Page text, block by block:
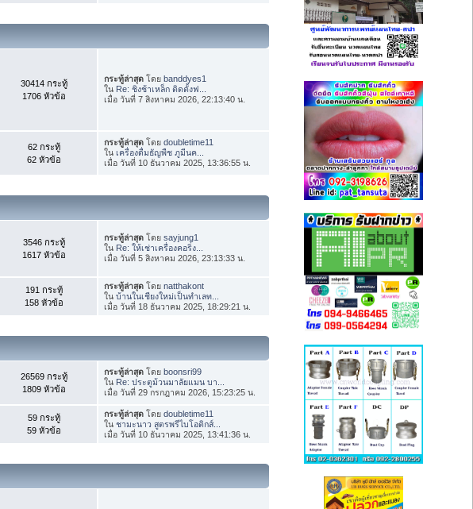
30414 กระทู้
1706 หัวข้อ
กระทู้ล่าสุด โดยbanddyes1
ใน Re: ชิงช้าเหล็ก ติดตั้งฟ...
เมื่อ วันที่ 7 สิงหาคม 2026, 22:13:40 น.
62 กระทู้
62 หัวข้อ
กระทู้ล่าสุด โดยdoubletime11
ในเครื่องดื่มธัญพืช ภูมีนค...
เมื่อ วันที่ 10 ธันวาคม 2025, 13:36:55 น.
3546 กระทู้
1617 หัวข้อ
กระทู้ล่าสุด โดยsayjung1
ใน Re: ให้เช่าเครื่องคอริ่ง...
เมื่อ วันที่ 5 สิงหาคม 2026, 23:13:33 น.
191 กระทู้
158 หัวข้อ
กระทู้ล่าสุด โดยnatthakont
ในบ้านในเชียงใหม่เป็นทำเลท...
เมื่อ วันที่ 18 ธันวาคม 2025, 18:29:21 น.
26569 กระทู้
1809 หัวข้อ
กระทู้ล่าสุด โดยboonsri99
ใน Re: ประตูม้วนมาลัยแมน บา...
เมื่อ วันที่ 29 กรกฎาคม 2026, 15:23:25 น.
59 กระทู้
59 หัวข้อ
กระทู้ล่าสุด โดยdoubletime11
ในชามะนาว สูตรพรีไบโอติกส์...
เมื่อ วันที่ 10 ธันวาคม 2025, 13:41:36 น.